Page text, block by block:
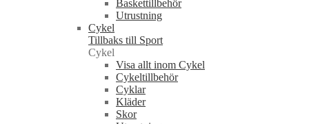
Baskettillbehör
Utrustning
Cykel
Tillbaks till Sport
Cykel
Visa allt inom Cykel
Cykeltillbehör
Cyklar
Kläder
Skor